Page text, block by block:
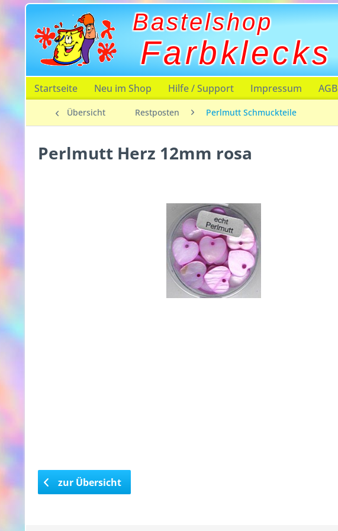
Bastelshop
Farbklecks
Startseite Neu im Shop Hilfe / Support Impressum AGB
Übersicht Restposten Perlmutt Schmuckteile
Perlmutt Herz 12mm rosa
zur Übersicht